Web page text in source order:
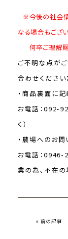
※今後の社会
なる場合もござい
何卒ご理解賜
ご不明な点が
合わせください
・商品裏面に
お電話：092-
く）
・農場へのお
お電話：
業の為、不在の
« 前の記事